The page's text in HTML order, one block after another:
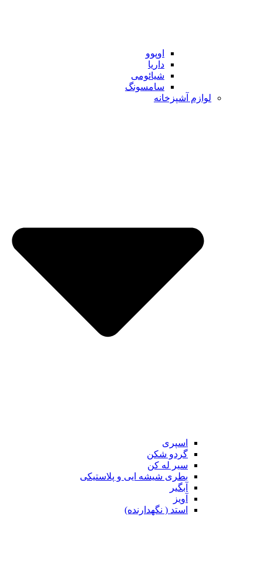
اوپوو
داریا
شیائومی
سامسونگ
لوازم آشپزخانه
اسپری
گردو شکن
سیر له کن
بطری شیشه ایی و پلاستیکی
آبگیر
آویز
استد ( نگهدارنده)